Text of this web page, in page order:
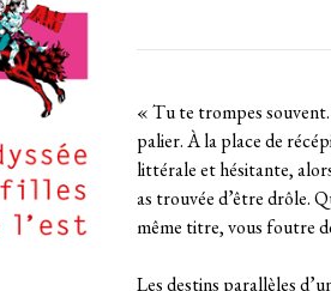
« Tu te trompes souvent.
palier. À la place de
littérale et hésitante,
as trouvée d’être drôle.
même titre, vous foutre
Les destins parallèles